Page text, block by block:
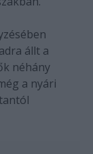
állt a
néhány
a nyári